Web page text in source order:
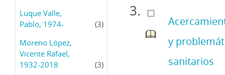
Luque Valle,
Pablo, 1974-
(3)
Moreno López,
Vicente Rafael,
1932-2018
(3)
y
sanitarios